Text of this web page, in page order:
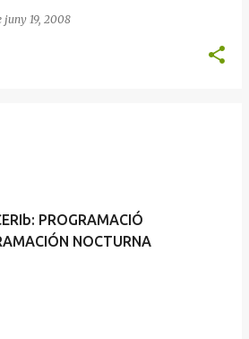
juny 19, 2008
PROGRAMACIÓ
NOCTURNA